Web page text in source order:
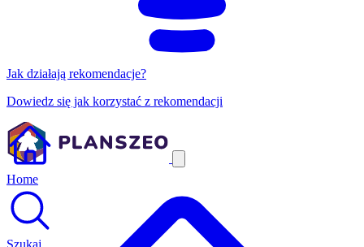
Jak działają rekomendacje?
Dowiedz się jak korzystać z rekomendacji
Home
Szukaj